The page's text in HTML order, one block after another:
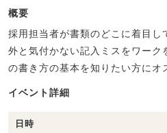
概要
採用担当者が書類のどこに着目し
外と気付かない記入ミスをワーク
の書き方の基本を知りたい方にオ
イベント詳細
日時